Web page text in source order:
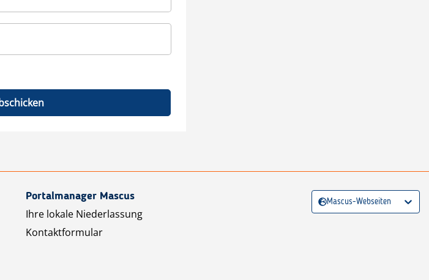
Portalmanager Mascus
Ihre lokale Niederlassung
Kontaktformular
Mascus-Webseiten